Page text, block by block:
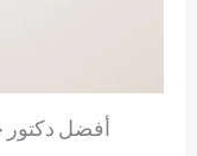
أفضل دكتور